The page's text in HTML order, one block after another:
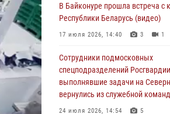
Росгвардейцы задержали
подозреваемого в стрельбе в
06 августа 2026, 14:35 1
Росгвардейцы провели «Урок
для детей в Подмосковье
05 августа 2026, 15:52
В Байконуре прошла встреча с
Республики Беларусь (видео)
17 июля 2026, 14:40 3 1
Сотрудники подмосковных
спецподразделений
выполнявшие задачи на
вернулись из служебной
24 июля 2026, 14:54 5